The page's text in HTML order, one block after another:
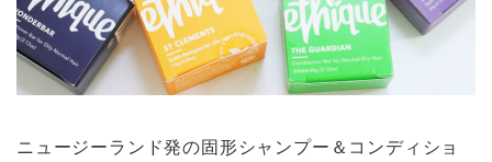
ニュージーランド発の固形シャンプー＆コンディショ